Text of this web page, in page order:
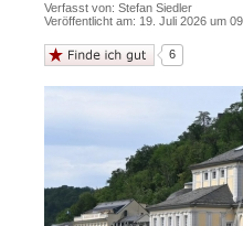
Verfasst von: Stefan Siedler
Veröffentlicht am: 19. Juli 2026 um
6